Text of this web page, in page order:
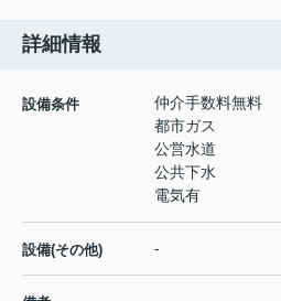
詳細情報
設備条件
仲介手数料無料
都市ガス
公営水道
公共下水
電気有
設備(その他) -